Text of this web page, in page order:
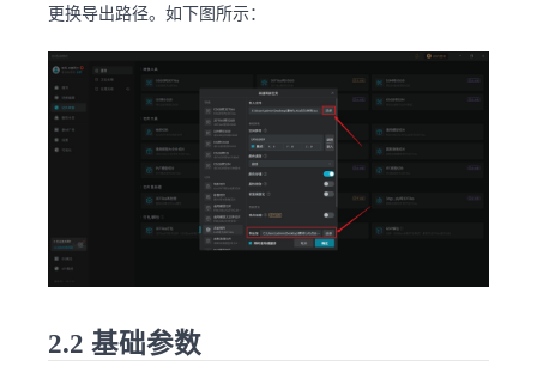
更换导出路径。如下图所示：
2.2 基础参数